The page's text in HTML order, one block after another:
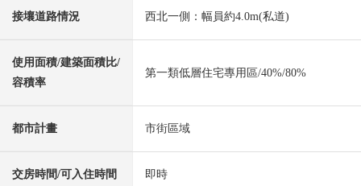
接壤道路情況 西北一側：幅員約4.0m(私道)
使用面積/建築面積比/
容積率
第一類低層住宅專用區/40%/80%
都市計畫 市街區域
交房時間/可入住時間 即時